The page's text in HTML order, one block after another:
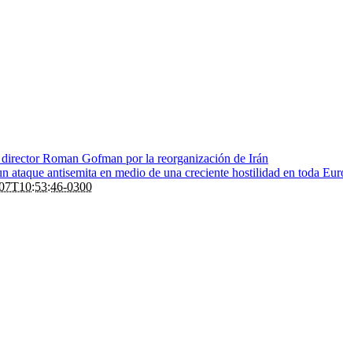
Roman Gofman por la reorganización de Irán
antisemita en medio de una creciente hostilidad en toda
0300